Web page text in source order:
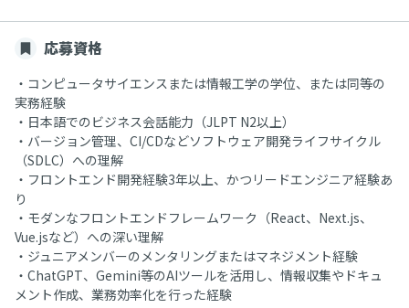
応募資格
・コンピュータサイエンスまたは情報工学の学位、または同等の
実務経験
・日本語でのビジネス会話能力（JLPT N2以上）
・バージョン管理、CI/CDなどソフトウェア開発ライフサイクル
（SDLC）への理解
・フロントエンド開発経験3年以上、かつリードエンジニア経験あ
り
・モダンなフロントエンドフレームワーク（React、Next.js、
Vue.jsなど）への深い理解
・ジュニアメンバーのメンタリングまたはマネジメント経験
・ChatGPT、Gemini等のAIツールを活用し、情報収集やドキュ
メント作成、業務効率化を行った経験